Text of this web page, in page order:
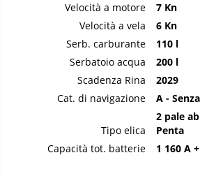
Velocità a motore
7 Kn
Velocità a vela
6 Kn
Serb. carburante
110 l
Serbatoio acqua
200 l
Scadenza Rina
2029
Cat. di navigazione
A -
Tipo elica
2 pale
Penta
Capacità tot. batterie
1 160 A